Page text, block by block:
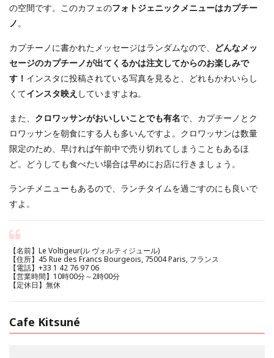
の空間です。このカフェのフォトジェニックメニューはカプチー
ノ 。
カプチーノに書かれたメッセージはランダムなので、
どんなメッ
セージのカプチーノが出てくるかは注文してからのお楽しみで
す！ インスタに投稿されている写真を見ると、どれもかわいらし
くてインスタ映え していますよね。
また、 クロワッサンがおいしいことでも有名で、カプチーノとク
ロワッサンを朝食にする人も多いんですよ。クロワッサンは数量
限定のため、早ければ午前中で売り切れてしまうこともあるほ
ど。どうしても食べたい場合は早めにお店に行きましょう。
ランチメニューもあるので、ランチタイムを過ごすのにも良いで
すよ。
【名前】Le Voltigeur(ル ヴォルティジュール)
【住所】45 Rue des Francs Bourgeois, 75004 Paris, フランス
【電話】+33 1 42 76 97 06
【営業時間】10時00分～2時00分
【定休日】無休
Cafe Kitsuné